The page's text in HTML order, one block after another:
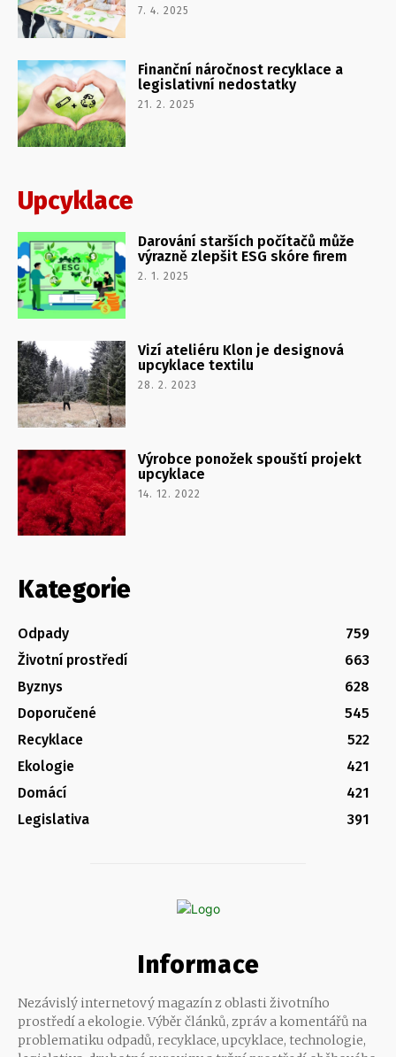
7. 4. 2025
Finanční náročnost recyklace a
legislativní nedostatky
21. 2. 2025
Upcyklace
Darování starších počítačů může
výrazně zlepšit ESG skóre firem
2. 1. 2025
Vizí ateliéru Klon je designová
upcyklace textilu
28. 2. 2023
Výrobce ponožek spouští projekt
upcyklace
14. 12. 2022
Kategorie
Odpady
759
Životní prostředí
663
Byznys
628
Doporučené
545
Recyklace
522
Ekologie
421
Domácí
421
Legislativa
391
Informace
Nezávislý internetový magazín z oblasti životního
prostředí a ekologie. Výběr článků, zpráv a komentářů na
problematiku odpadů, recyklace, upcyklace, technologie,